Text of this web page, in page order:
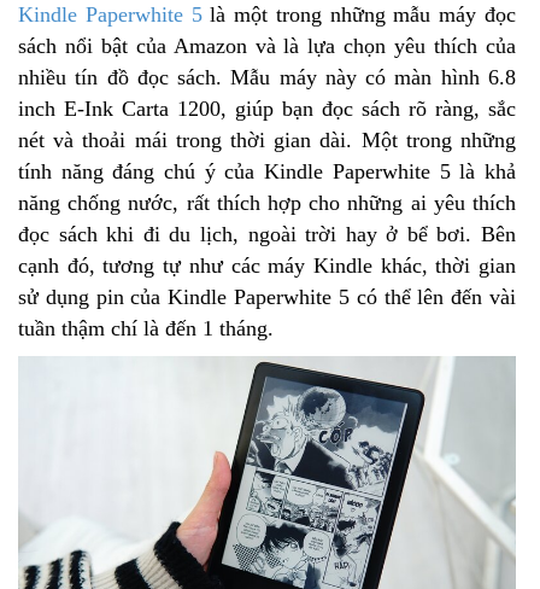
Kindle Paperwhite 5là một trong những mẫu máy đọc
sách nổi bật của Amazon và là lựa chọn yêu thích của
nhiều tín đồ đọc sách. Mẫu máy này có màn hình 6.8
inch E-Ink Carta 1200, giúp bạn đọc sách rõ ràng, sắc
nét và thoải mái trong thời gian dài. Một trong những
tính năng đáng chú ý của Kindle Paperwhite 5 là khả
năng chống nước, rất thích hợp cho những ai yêu thích
đọc sách khi đi du lịch, ngoài trời hay ở bể bơi. Bên
cạnh đó, tương tự như các máy Kindle khác, thời gian
sử dụng pin của Kindle Paperwhite 5 có thể lên đến vài
tuần thậm chí là đến 1 tháng.